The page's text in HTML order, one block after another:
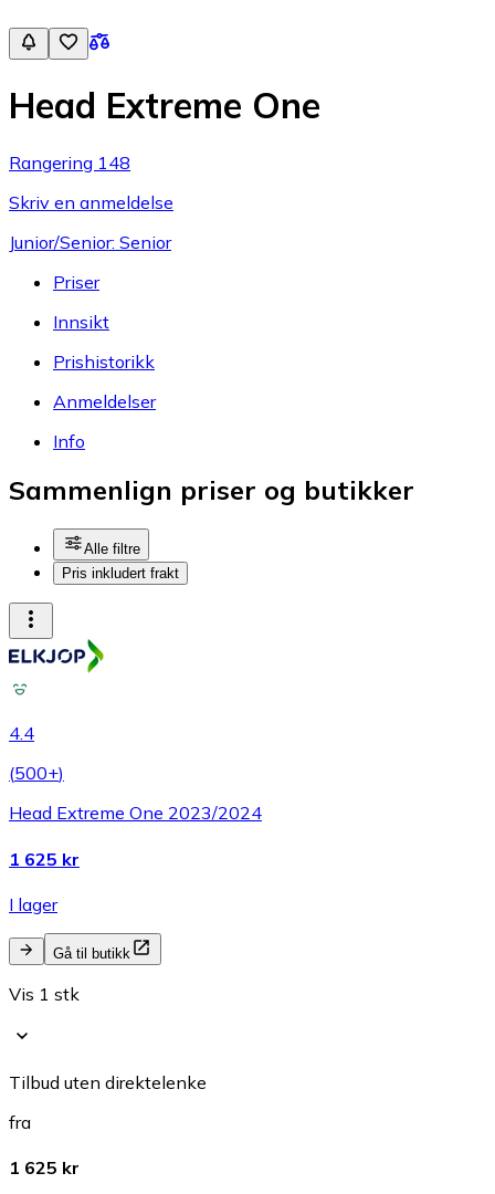
Head Extreme One
Rangering 148
Skriv en anmeldelse
Junior/Senior: Senior
Priser
Innsikt
Prishistorikk
Anmeldelser
Info
Sammenlign priser og butikker
Alle filtre
Pris inkludert frakt
4.4
(500+)
Head Extreme One 2023/2024
1 625 kr
I lager
Gå til butikk
Vis 1 stk
Tilbud uten direktelenke
fra
1 625 kr